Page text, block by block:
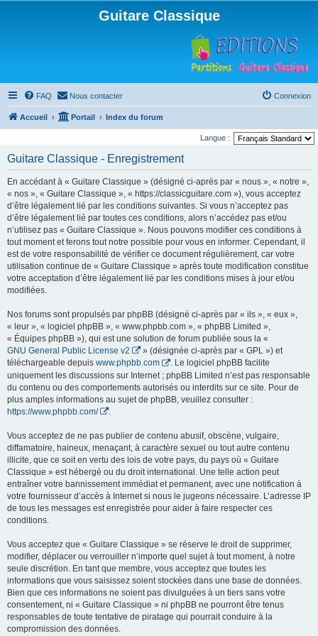
Guitare Classique
FAQ Nous contacter Connexion
Accueil Portail Index du forum
Langue :
Guitare Classique - Enregistrement
En accédant à « Guitare Classique » (désigné ci-après par « nous », « notre »,
« nos », « Guitare Classique », « https://classicguitare.com »), vous acceptez
d’être légalement lié par les conditions suivantes. Si vous n’acceptez pas
d’être légalement lié par toutes ces conditions, alors n’accédez pas et/ou
n’utilisez pas « Guitare Classique ». Nous pouvons modifier ces conditions à
tout moment et ferons tout notre possible pour vous en informer. Cependant, il
est de votre responsabilité de vérifier ce document régulièrement, car votre
utilisation continue de « Guitare Classique » après toute modification constitue
votre acceptation d’être légalement lié par les conditions mises à jour et/ou
modifiées.
Nos forums sont propulsés par phpBB (désigné ci-après par « ils », « eux »,
« leur », « logiciel phpBB », « www.phpbb.com », « phpBB Limited »,
« Équipes phpBB »), qui est une solution de forum publiée sous la «
GNU General Public License v2
» (désignée ci-après par « GPL ») et
téléchargeable depuis www.phpbb.com
. Le logiciel phpBB facilite
uniquement les discussions sur Internet ; phpBB Limited n’est pas responsable
du contenu ou des comportements autorisés ou interdits sur ce site. Pour de
plus amples informations au sujet de phpBB, veuillez consulter :
https://www.phpbb.com/
Vous acceptez de ne pas publier de contenu abusif, obscène, vulgaire,
diffamatoire, haineux, menaçant, à caractère sexuel ou tout autre contenu
illicite, que ce soit en vertu des lois de votre pays, du pays où « Guitare
Classique » est hébergé ou du droit international. Une telle action peut
entraîner votre bannissement immédiat et permanent, avec une notification à
votre fournisseur d’accès à Internet si nous le jugeons nécessaire. L’adresse IP
de tous les messages est enregistrée pour aider à faire respecter ces
conditions.
Vous acceptez que « Guitare Classique » se réserve le droit de supprimer,
modifier, déplacer ou verrouiller n’importe quel sujet à tout moment, à notre
seule discrétion. En tant que membre, vous acceptez que toutes les
informations que vous saisissez soient stockées dans une base de données.
Bien que ces informations ne soient pas divulguées à un tiers sans votre
consentement, ni « Guitare Classique » ni phpBB ne pourront être tenus
responsables de toute tentative de piratage qui pourrait conduire à la
compromission des données.